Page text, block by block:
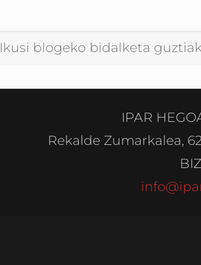
Ikusi blogeko bidalketa
IPAR
Rekalde Zumarkalea,